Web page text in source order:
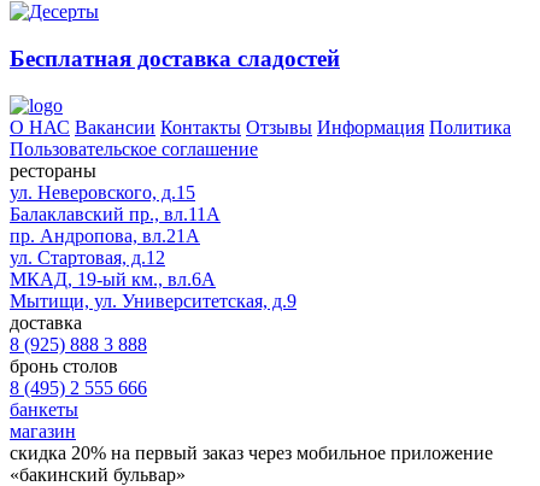
Бесплатная доставка сладостей
О НАС Вакансии Контакты Отзывы Информация Политика
Пользовательское соглашение
рестораны
ул. Неверовского, д.15
Балаклавский пр., вл.11А
пр. Андропова, вл.21А
ул. Стартовая, д.12
МКАД, 19-ый км., вл.6А
Мытищи, ул. Университетская, д.9
доставка
8 (925) 888 3 888
бронь столов
8 (495) 2 555 666
банкеты
магазин
скидка 20% на первый заказ через мобильное приложение
«бакинский бульвар»